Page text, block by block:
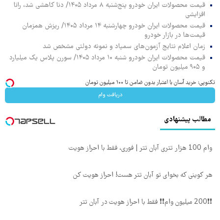
قیمت محصولات ایران خودرو پنج‌شنبه ۸ مرداد ۱۴۰۵/ دنا کاهشی شد، رانا
افزایشی
قیمت محصولات ایران خودرو چهارشنبه ۱۴ مرداد ۱۴۰۵/ ریزش همزمان
قیمت‌ها در بازار خودرو
زمان اعلام نتایج آزمون‌های سمپاد و نمونه دولتی مشخص شد
قیمت محصولات ایران خودرو شنبه ۱۰ مرداد ۱۴۰۵/ سورن پلاس یک میلیارد
و ۹۰۵ میلیون تومان
تکنوپی: خرید آسان با اعتبار بدون ضامن تا ۱۰۰ میلیون تومان
دریافت وام
مطالب پیشنهادی
وام 100 هزار تتری آبان تتر | فوری، فقط با احراز هویت
هر کوینی که بخوای تو آبان تتر هست! احراز هویت کن
❗❗200 میلیون وام❗❗ فقط با احراز هویت در آبان تتر